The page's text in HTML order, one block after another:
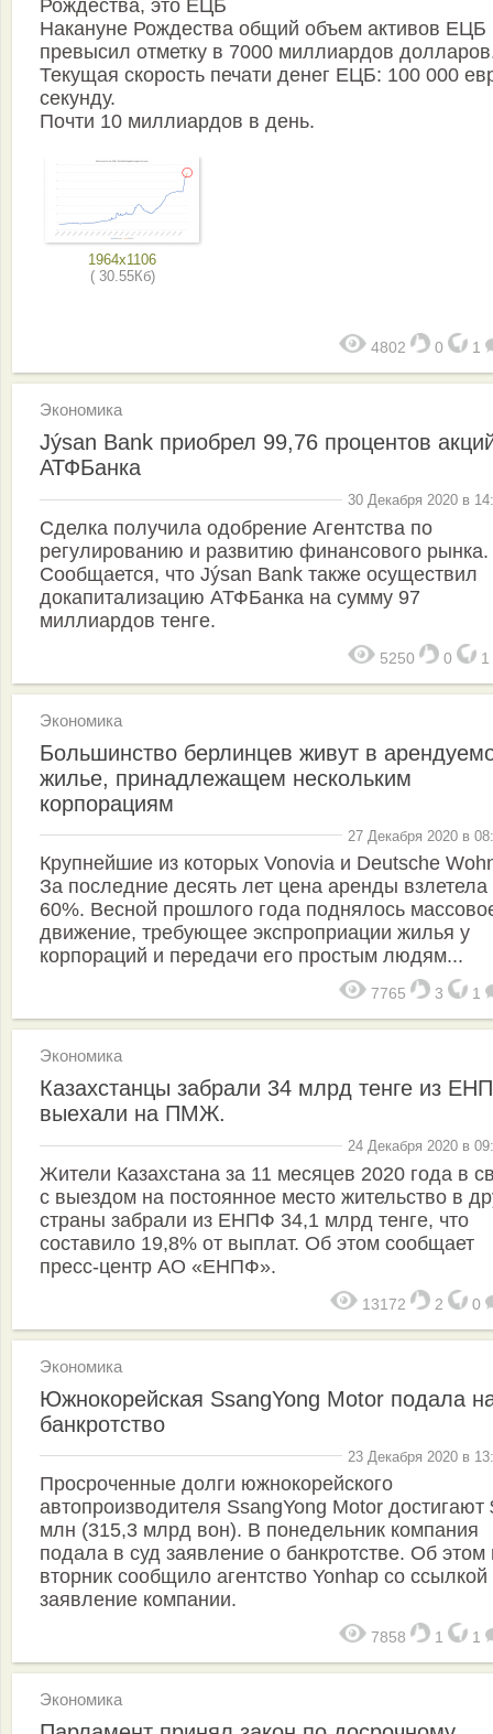
Рождества, это ЕЦБ
Накануне Рождества общий объем активов ЕЦБ
превысил отметку в 7000 миллиардов
Текущая скорость печати денег ЕЦБ: 100 000
секунду.
Почти 10 миллиардов в день.
1964x1106
( 30.55Кб)
4802 0 1
Экономика
Jýsan Bank приобрел 99,76 процентов
АТФБанка
30 Декабря 2020 в
Сделка получила одобрение Агентства по
регулированию и развитию финансового рынка.
Сообщается, что Jýsan Bank также осуществил
докапитализацию АТФБанка на сумму 97
миллиардов тенге.
5250 0 1
Экономика
Большинство берлинцев живут в
жилье, принадлежащем нескольким
корпорациям
27 Декабря 2020 в
Крупнейшие из которых Vonovia и Deutsche
За последние десять лет цена аренды взлетела
60%. Весной прошлого года поднялось
движение, требующее экспроприации жилья у
корпораций и передачи его простым людям...
7765 3 1
Экономика
Казахстанцы забрали 34 млрд тенге из
выехали на ПМЖ.
24 Декабря 2020 в
Жители Казахстана за 11 месяцев 2020 года в
с выездом на постоянное место жительство в
страны забрали из ЕНПФ 34,1 млрд тенге, что
составило 19,8% от выплат. Об этом сообщает
пресс-центр АО «ЕНПФ».
13172 2 0
Экономика
Южнокорейская SsangYong Motor подала
банкротство
23 Декабря 2020 в
Просроченные долги южнокорейского
автопроизводителя SsangYong Motor достигают
млн (315,3 млрд вон). В понедельник компания
подала в суд заявление о банкротстве. Об этом
вторник сообщило агентство Yonhap со ссылкой
заявление компании.
7858 1 1
Экономика